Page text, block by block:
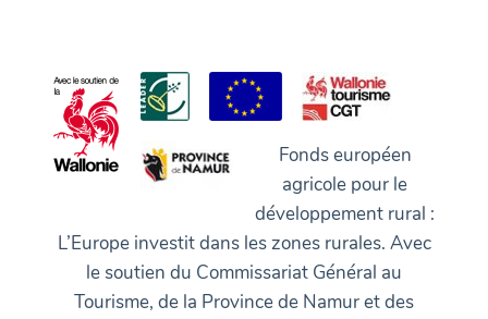
Fonds européen
agricole pour le
développement rural :
L’Europe investit dans les zones rurales. Avec
le soutien du Commissariat Général au
Tourisme, de la Province de Namur et des